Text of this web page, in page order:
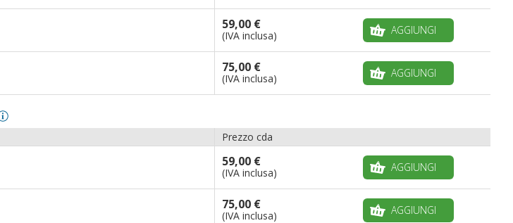
59,00 €
(IVA inclusa) AGGIUNGI
75,00 €
(IVA inclusa) AGGIUNGI
Prezzo cda
59,00 €
(IVA inclusa) AGGIUNGI
75,00 €
(IVA inclusa) AGGIUNGI